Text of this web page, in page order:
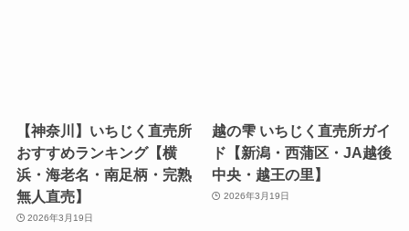
【神奈川】いちじく直売所
おすすめランキング【横
浜・海老名・南足柄・完熟
無人直売】
2026年3月19日
越の雫 いちじく直売所ガイ
ド【新潟・西蒲区・JA越後
中央・越王の里】
2026年3月19日